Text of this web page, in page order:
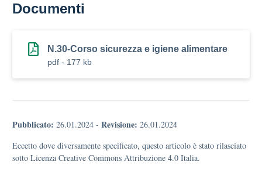
Documenti
N.30-Corso sicurezza e igiene alimentare
pdf - 177 kb
Pubblicato: 26.01.2024 - Revisione: 26.01.2024
Eccetto dove diversamente specificato, questo articolo è stato rilasciato
sotto Licenza Creative Commons Attribuzione 4.0 Italia.